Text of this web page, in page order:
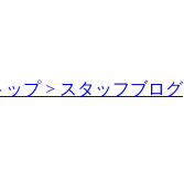
ップ > スタッフブログ